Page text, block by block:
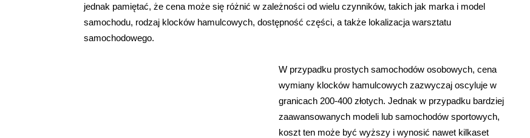
jednak pamiętać, że cena może się różnić w zależności od wielu czynników, takich jak marka i model
samochodu, rodzaj klocków hamulcowych, dostępność części, a także lokalizacja warsztatu
samochodowego.
W przypadku prostych samochodów osobowych, cena
wymiany klocków hamulcowych zazwyczaj oscyluje w
granicach 200-400 złotych. Jednak w przypadku bardziej
zaawansowanych modeli lub samochodów sportowych,
koszt ten może być wyższy i wynosić nawet kilkaset